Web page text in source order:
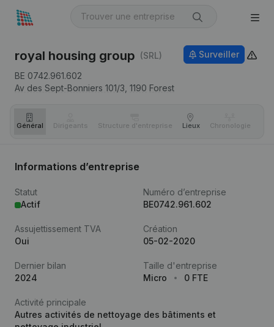
royal housing group (SRL)
BE 0742.961.602
Av des Sept-Bonniers 101/3, 1190 Forest
Surveiller
Général Dirigeants Structure d'entreprise Lieux Chronologie
Informations d’entreprise
Statut
Actif
Numéro d’entreprise
BE0742.961.602
Assujettissement TVA
Oui
Création
05-02-2020
Dernier bilan
2024
Taille d'entreprise
Micro
0 FTE
Activité principale
Autres activités de nettoyage des bâtiments et